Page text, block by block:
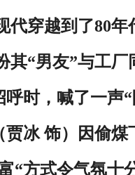
代穿越到了80年
其“男友”与工
时，喊了一声
冰 饰）因偷
“方式令气氛十